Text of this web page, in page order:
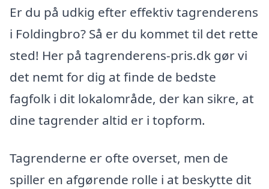
Er du på udkig efter effektiv tagrenderens
i Foldingbro? Så er du kommet til det rette
sted! Her på tagrenderens-pris.dk gør vi
det nemt for dig at finde de bedste
fagfolk i dit lokalområde, der kan sikre, at
dine tagrender altid er i topform.
Tagrenderne er ofte overset, men de
spiller en afgørende rolle i at beskytte dit